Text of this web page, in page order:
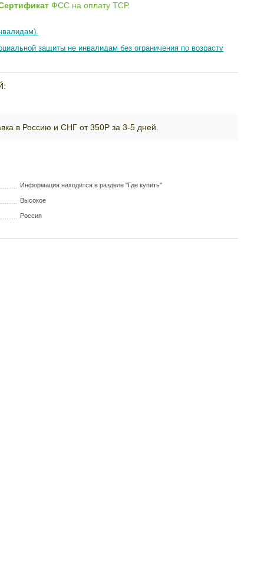
ФСС на оплату ТСР.
защиты не инвалидам без ограничения по возрасту
в Россию и СНГ от 350Р за 3-5 дней.
Информация находится в разделе "Где купить"
Высокое
Россия